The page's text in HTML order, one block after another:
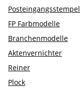
Posteingangsstempel
FP Farbmodelle
Branchenmodelle
Aktenvernichter
Reiner
Plock